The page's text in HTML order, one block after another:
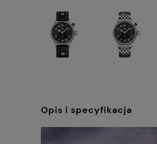
Opis i specyfikacja